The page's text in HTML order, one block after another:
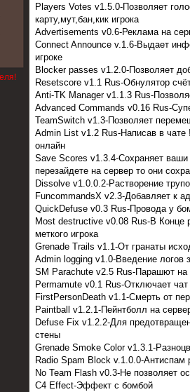
Players Votes v1.5.0-Позволяет
карту,мут,бан,кик игрока
Advertisements v0.6-Реклама на
Connect Announce v.1.6-Выдает
игроке
Blocker passes v1.2.0-Позволяет
Resetscore v1.1 Rus-Обнулятор
Anti-TK Manager v1.1.3 Rus-
Advanced Commands v0.16 Rus-
TeamSwitch v1.3-Позволяет
Admin List v1.2 Rus-Написав в
онлайн
Save Scores v1.3.4-Сохраняет
перезайдете на сервер то они
Dissolve v1.0.0.2-Растворение
FuncommandsX v2.3-Добавляет к
QuickDefuse v0.3 Rus-Провода у
Most destructive v0.08 Rus-В Конце
меткого игрока
Grenade Trails v1.1-От гранаты
Admin logging v1.0-Введение логов
SM Parachute v2.5 Rus-Парашют на
Permamute v0.1 Rus-Отключает
FirstPersonDeath v1.1-Смерть от
Paintball v1.2.1-Пейнтболл на
Defuse Fix v1.2.2-Для
стены
Grenade Smoke Color v1.3.1-
Radio Spam Block v.1.0.0-Антиспам
No Team Flash v0.3-Не позволяет
C4 Effect-Эффект с бомбой